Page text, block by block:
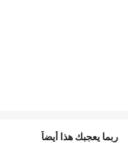
ربما يعجبك هذا أيضاً